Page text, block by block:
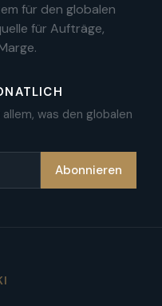
für den globalen
für Aufträge,
was den globalen
Abonnieren